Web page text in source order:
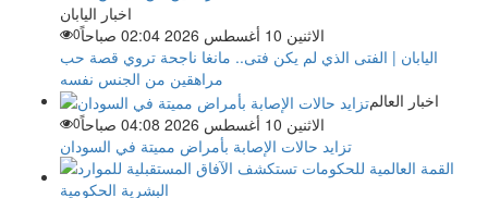
اخبار اليابان
الاثنين 10 أغسطس 2026 02:04 صباحاً
0
اليابان | الفتى الذي لم يكن فتى.. مانغا ناجحة تروي قصة حب
مراهقين من الجنس نفسه
اخبار العالم
الاثنين 10 أغسطس 2026 04:08 صباحاً
0
تزايد حالات الإصابة بأمراض مميتة في السودان